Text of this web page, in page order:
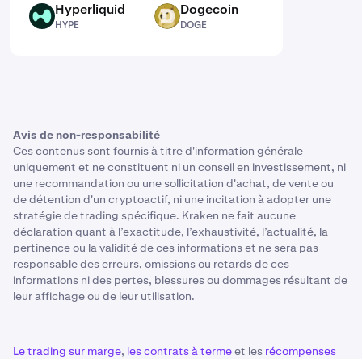
HYPE Hyperliquid
HYPE
DOGE Dogecoin
DOGE
Avis de non-responsabilité
Ces contenus sont fournis à titre d'information générale
uniquement et ne constituent ni un conseil en investissement, ni
une recommandation ou une sollicitation d'achat, de vente ou
de détention d'un cryptoactif, ni une incitation à adopter une
stratégie de trading spécifique. Kraken ne fait aucune
déclaration quant à l’exactitude, l’exhaustivité, l’actualité, la
pertinence ou la validité de ces informations et ne sera pas
responsable des erreurs, omissions ou retards de ces
informations ni des pertes, blessures ou dommages résultant de
leur affichage ou de leur utilisation.
Le trading sur marge, les contrats à termeet les récompenses